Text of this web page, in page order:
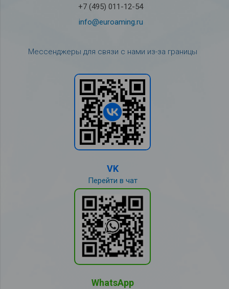
+7 (495) 011-12-54
info@euroaming.ru
Мессенджеры для связи с нами из-за границы
VK
Перейти в чат
WhatsApp